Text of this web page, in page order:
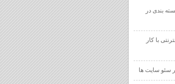
بندی در
با کار